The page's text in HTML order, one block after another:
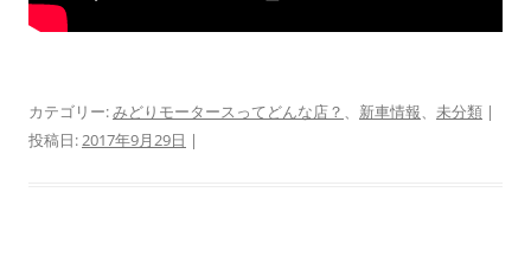
カテゴリー:みどりモータースってどんな店？ 、 新車情報、 未分類 |
投稿日:2017年9月29日 |